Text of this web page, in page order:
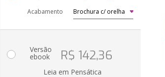
Acabamento
Versão
ebook R$ 142,36
Leia em Pensática